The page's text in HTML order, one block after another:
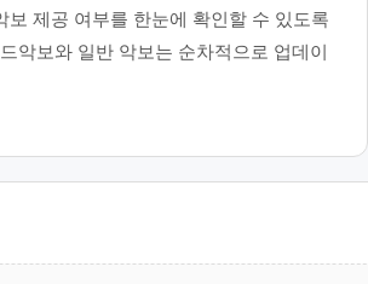
보 제공 여부를 한눈에 확인할 수 있도록
악보와 일반 악보는 순차적으로 업데이